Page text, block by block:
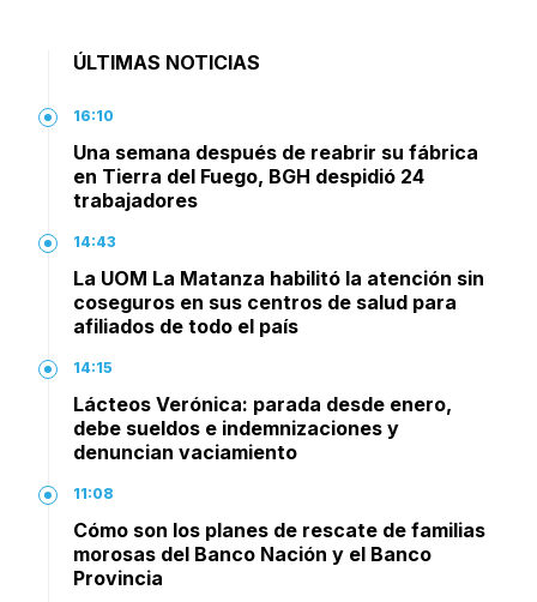
ÚLTIMAS NOTICIAS
16:10
Una semana después de reabrir su fábrica
en Tierra del Fuego, BGH despidió 24
trabajadores
14:43
La UOM La Matanza habilitó la atención sin
coseguros en sus centros de salud para
afiliados de todo el país
14:15
Lácteos Verónica: parada desde enero,
debe sueldos e indemnizaciones y
denuncian vaciamiento
11:08
Cómo son los planes de rescate de familias
morosas del Banco Nación y el Banco
Provincia